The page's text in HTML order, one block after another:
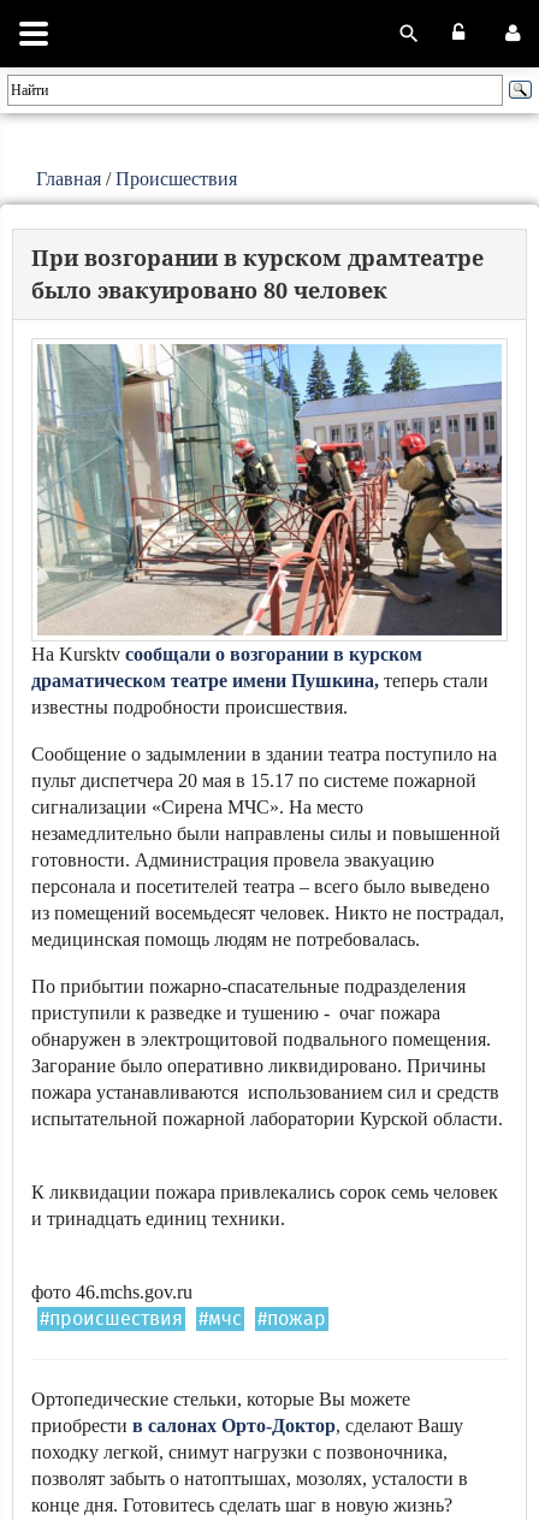
Главная /Происшествия
При возгорании в курском драмтеатре
было эвакуировано 80 человек
На Kursktv сообщали о возгорании в курском
драматическом театре имени Пушкина, теперь стали
известны подробности происшествия.
Сообщение о задымлении в здании театра поступило на
пульт диспетчера 20 мая в 15.17 по системе пожарной
сигнализации «Сирена МЧС». На место
незамедлительно были направлены силы и повышенной
готовности. Администрация провела эвакуацию
персонала и посетителей театра – всего было выведено
из помещений восемьдесят человек. Никто не пострадал,
медицинская помощь людям не потребовалась.
По прибытии пожарно-спасательные подразделения
приступили к разведке и тушению - очаг пожара
обнаружен в электрощитовой подвального помещения.
Загорание было оперативно ликвидировано. Причины
пожара устанавливаются использованием сил и средств
испытательной пожарной лаборатории Курской области.
К ликвидации пожара привлекались сорок семь человек
и тринадцать единиц техники.
фото 46.mchs.gov.ru
#происшествия #мчс #пожар
Ортопедические стельки, которые Вы можете
приобрести в салонах Орто-Доктор, сделают Вашу
походку легкой, снимут нагрузки с позвоночника,
позволят забыть о натоптышах, мозолях, усталости в
конце дня. Готовитесь сделать шаг в новую жизнь?